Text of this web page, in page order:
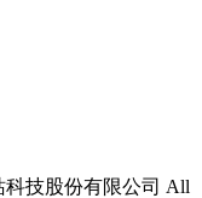
科技股份有限公司 All